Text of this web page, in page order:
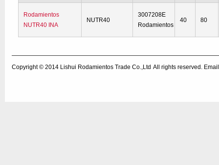
Rodamientos
NUTR40 INA
NUTR40
3007208E
Rodamientos
40 80
Copyright © 2014 Lishui Rodamientos Trade Co.,Ltd All rights reserved.